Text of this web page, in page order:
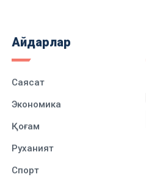
Айдарлар
Саясат
Экономика
Қоғам
Руханият
Спорт